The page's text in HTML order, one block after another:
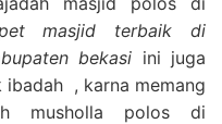
masjid terbaik di
bekasi ini juga
, karna memang
musholla polos di